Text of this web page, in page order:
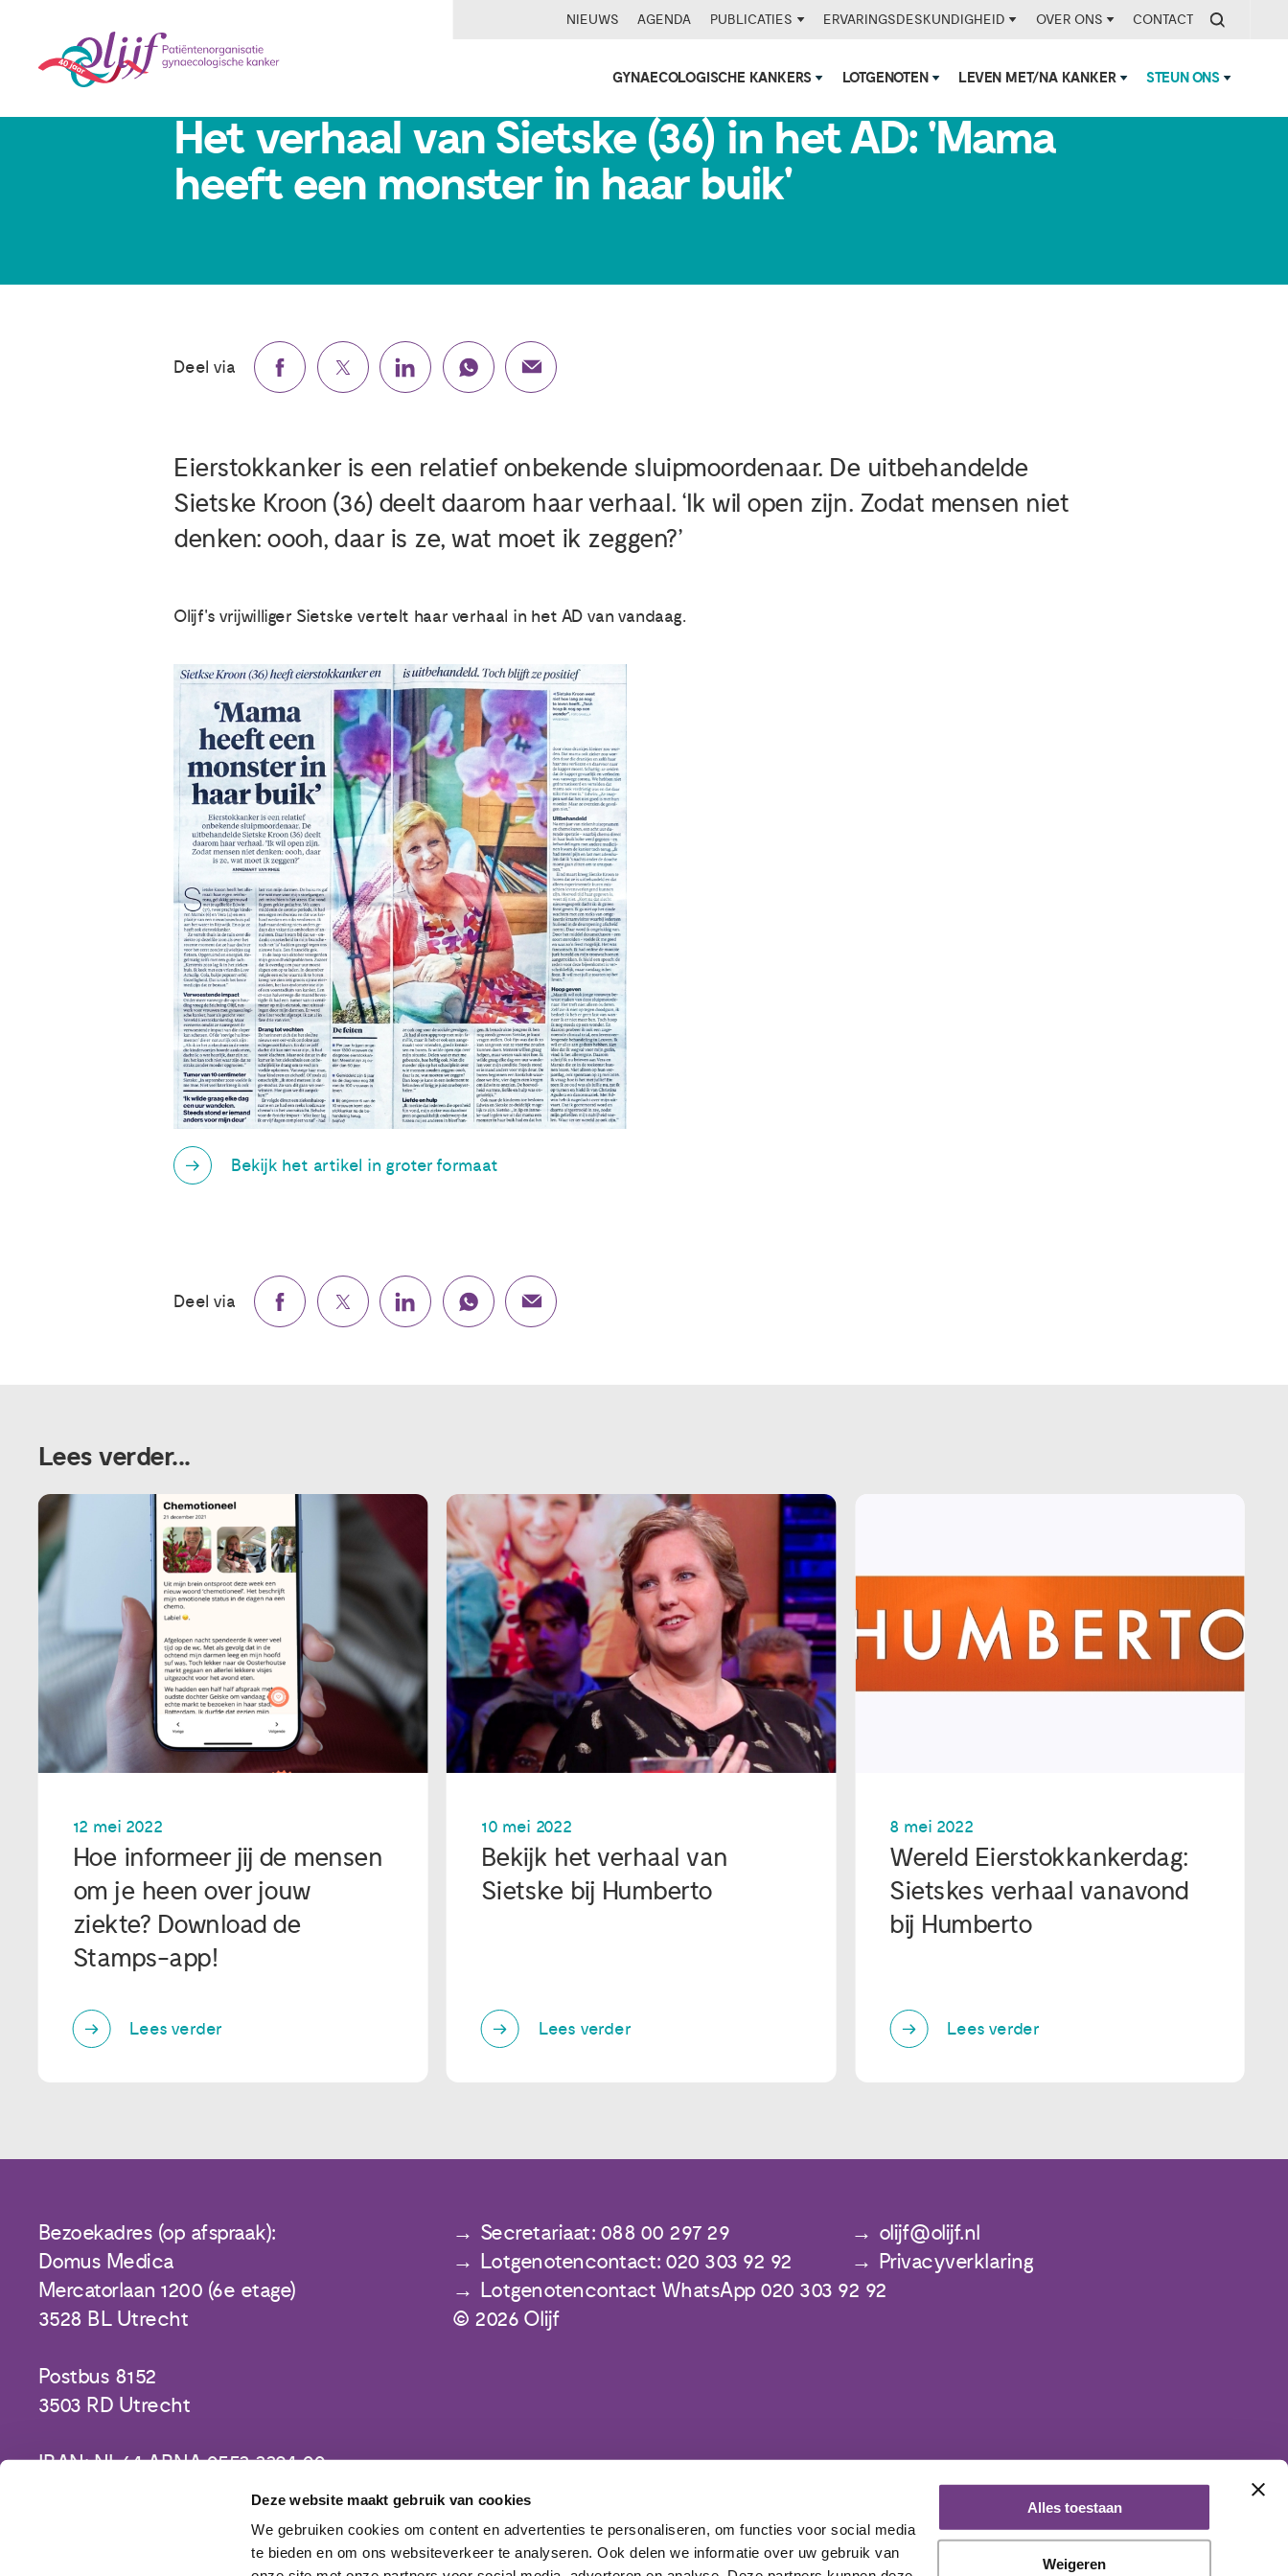
Deze website maakt gebruik van cookies
We gebruiken cookies om content en advertenties te personaliseren, om functies voor social media
te bieden en om ons websiteverkeer te analyseren. Ook delen we informatie over uw gebruik van
Alles toestaan
Weigeren
NIEUWS AGENDA PUBLICATIES ERVARINGSDESKUNDIGHEID OVER ONS CONTACT
GYNAECOLOGISCHE KANKERS LOTGENOTEN LEVEN MET/NA KANKER STEUN ONS
Het verhaal van Sietske (36) in het AD: 'Mama
heeft een monster in haar buik'
Deel via
Eierstokkanker is een relatief onbekende sluipmoordenaar. De uitbehandelde
Sietske Kroon (36) deelt daarom haar verhaal. ‘Ik wil open zijn. Zodat mensen niet
denken: oooh, daar is ze, wat moet ik zeggen?’
Olijf's vrijwilliger Sietske vertelt haar verhaal in het AD van vandaag.
Bekijk het artikel in groter formaat
Deel via
Lees verder...
12 mei 2022
Hoe informeer jij de mensen
om je heen over jouw
ziekte? Download de
Stamps-app!
Lees verder
10 mei 2022
Bekijk het verhaal van
Sietske bij Humberto
Lees verder
8 mei 2022
Wereld Eierstokkankerdag:
Sietskes verhaal vanavond
bij Humberto
Lees verder
Bezoekadres (op afspraak):
Domus Medica
Mercatorlaan 1200 (6e etage)
3528 BL Utrecht
Postbus 8152
3503 RD Utrecht
IBAN: NL64 ABNA 0553 3394 00
Secretariaat: 088 00 297 29
olijf@olijf.nl
Lotgenotencontact: 020 303 92 92
Privacyverklaring
Lotgenotencontact WhatsApp 020 303 92 92
© 2026 Olijf
Meld je aan voor de nieuwsbrief